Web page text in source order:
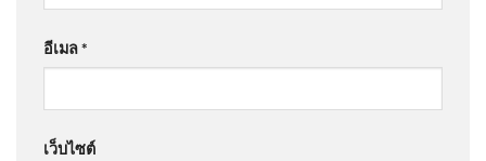
อีเมล*
เว็บไซต์